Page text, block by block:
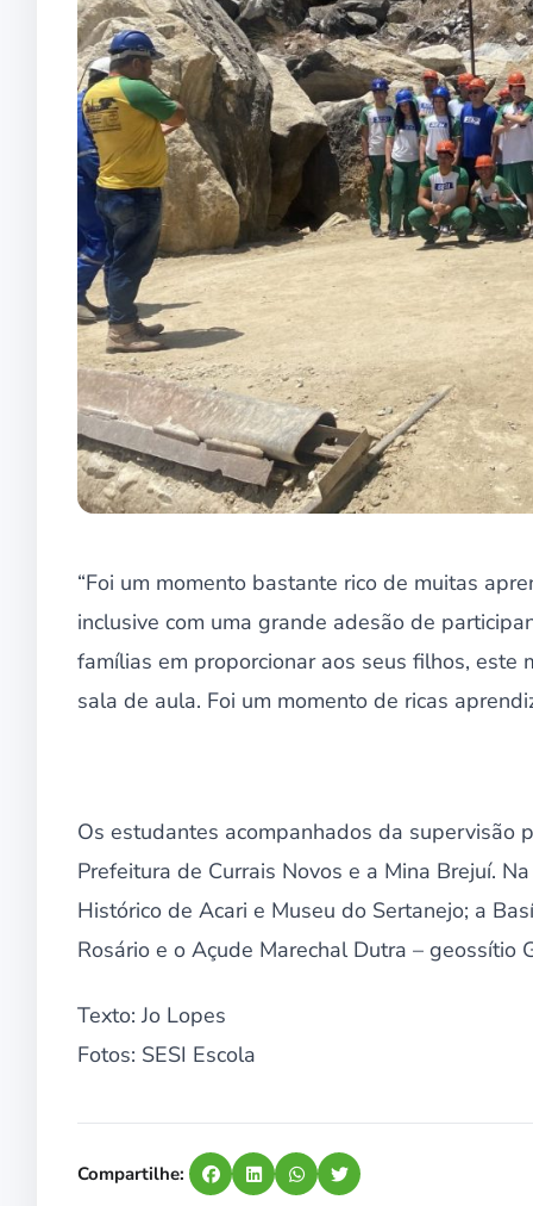
“Foi um momento bastante rico de muitas
inclusive com uma grande adesão de
famílias em proporcionar aos seus filhos, este
sala de aula. Foi um momento de ricas
Os estudantes acompanhados da supervisão
Prefeitura de Currais Novos e a Mina Brejuí.
Histórico de Acari e Museu do Sertanejo; a
Rosário e o Açude Marechal Dutra – geossítio
Texto: Jo Lopes
Fotos: SESI Escola
Compartilhe: